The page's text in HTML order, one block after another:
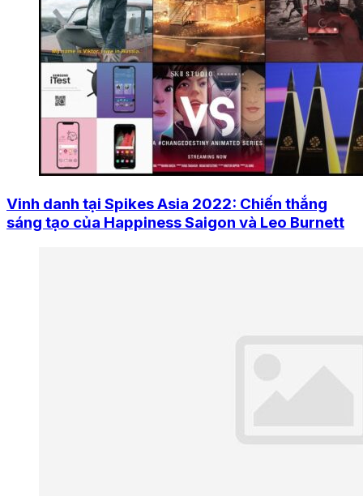
Vinh danh tại Spikes Asia 2022: Chiến thắng
sáng tạo của Happiness Saigon và Leo Burnett